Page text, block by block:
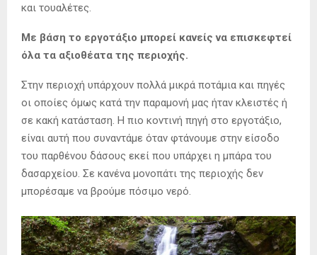
και τουαλέτες.
Με βάση το εργοτάξιο μπορεί κανείς να επισκεφτεί
όλα τα αξιοθέατα της περιοχής.
Στην περιοχή υπάρχουν πολλά μικρά ποτάμια και πηγές
οι οποίες όμως κατά την παραμονή μας ήταν κλειστές ή
σε κακή κατάσταση. Η πιο κοντινή πηγή στο εργοτάξιο,
είναι αυτή που συναντάμε όταν φτάνουμε στην είσοδο
του παρθένου δάσους εκεί που υπάρχει η μπάρα του
δασαρχείου. Σε κανένα μονοπάτι της περιοχής δεν
μπορέσαμε να βρούμε πόσιμο νερό.